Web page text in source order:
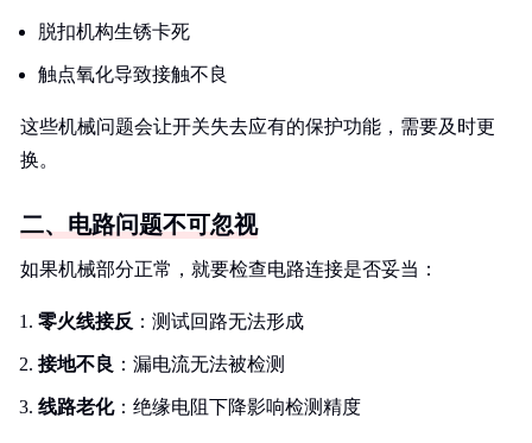
脱扣机构生锈卡死
触点氧化导致接触不良
这些机械问题会让开关失去应有的保护功能，需要及时更
换。
二、电路问题不可忽视
如果机械部分正常，就要检查电路连接是否妥当：
零火线接反 ：测试回路无法形成
接地不良 ：漏电流无法被检测
线路老化：绝缘电阻下降影响检测精度